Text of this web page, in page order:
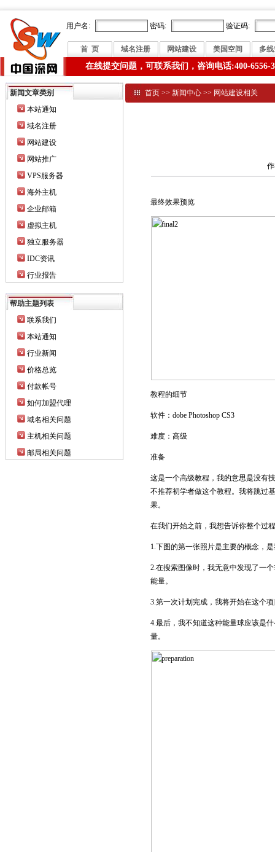
用户名: 密码: 验证码:
首 页 域名注册 网站建设 美国空间 多
在线提交问题，可联系我们，咨询电话:400-6556-
新闻文章类别
本站通知
域名注册
网站建设
网站推广
VPS服务器
海外主机
企业邮箱
虚拟主机
独立服务器
IDC资讯
行业报告
帮助主题列表
联系我们
本站通知
行业新闻
价格总览
付款帐号
如何加盟代理
域名相关问题
主机相关问题
邮局相关问题
首页 >>新闻中心 >> 网站建设相关
最终效果预览
教程的细节
软件：dobe Photoshop CS3
难度：高级
准备
这是一个高级教程，我的意思是没有
不推荐初学者做这个教程。我将跳过
果。
在我们开始之前，我想告诉你整个过
1.下图的第一张照片是主要的概念，
2.在搜索图像时，我无意中发现了一
能量。
3.第一次计划完成，我将开始在这个
4.最后，我不知道这种能量球应该是
量。